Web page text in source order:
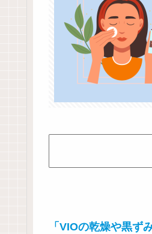
「VIOの乾燥や黒ず